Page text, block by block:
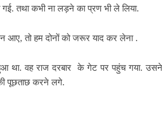
गई. तथा कभी ना लड़ने का प्रण भी ले लिया‌.
आए, तो हम दोनों को जरूर याद कर लेना .
हुआ था. वह राज दरबार के गेट पर पहुंच गया.
पूछताछ करने लगे.